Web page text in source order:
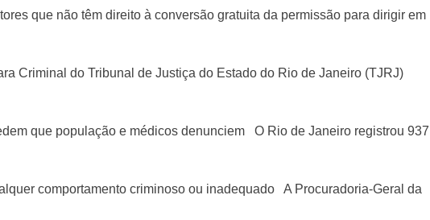
que não têm direito à conversão gratuita da permissão para dirigir em
Criminal do Tribunal de Justiça do Estado do Rio de Janeiro (TJRJ)
que população e médicos denunciem O Rio de Janeiro registrou 937
comportamento criminoso ou inadequado A Procuradoria-Geral da